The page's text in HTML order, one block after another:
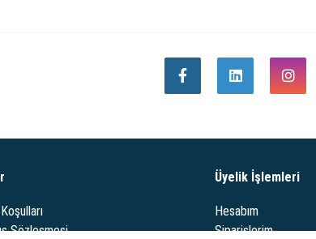
Sözleşmesi
Üyelik İşlemleri
Hesabım
Siparişlerim